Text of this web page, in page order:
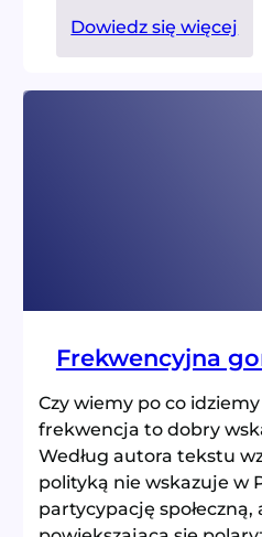
Dowiedz się więcej
Frekwencyjna
Czy wiemy po co
frekwencja to dobry
Według autora tekstu
polityką nie wskazuje w
partycypację społeczną,